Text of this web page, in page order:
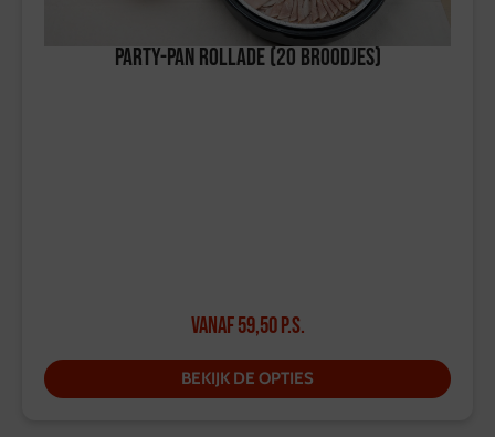
Party-Pan Rollade (20 broodjes)
Vanaf59,50p.s.
BEKIJK DE OPTIES